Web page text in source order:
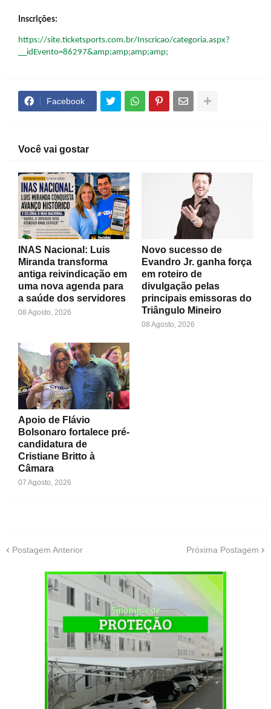
Inscrições:
https://site.ticketsports.com.br/Inscricao/categoria.aspx?
__idEvento=86297&amp;amp;amp;amp;
Facebook
Você vai gostar
INAS Nacional: Luis
Miranda transforma
antiga reivindicação em
uma nova agenda para
a saúde dos servidores
08 Agosto, 2026
Novo sucesso de
Evandro Jr. ganha força
em roteiro de
divulgação pelas
principais emissoras do
Triângulo Mineiro
08 Agosto, 2026
Apoio de Flávio
Bolsonaro fortalece pré-
candidatura de
Cristiane Britto à
Câmara
07 Agosto, 2026
Postagem Anterior Próxima Postagem